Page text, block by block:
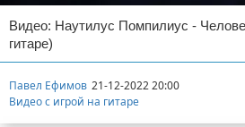
Видео: Наутилус Помпилиус -
гитаре)
Павел Ефимов 21-12-2022 20:00
Видео с игрой на гитаре